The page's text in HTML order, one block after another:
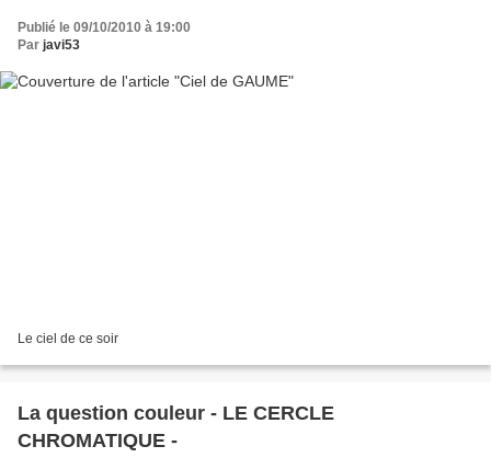
Publié le 09/10/2010 à 19:00
Par javi53
Le ciel de ce soir
La question couleur - LE CERCLE
CHROMATIQUE -